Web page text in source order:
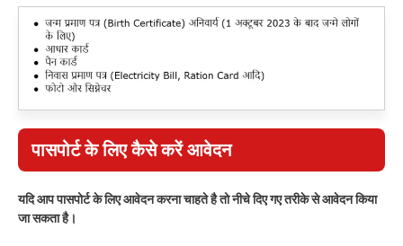
पासपोर्ट के लिए कैसे करें आवेदन
यदि आप पासपोर्ट के लिए आवेदन करना चाहते है तो नीचे दिए गए तरीके से आवेदन किया
जा सकता है।